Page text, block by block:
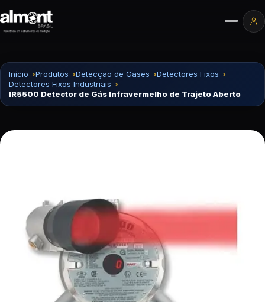
Início Produtos Detecção de Gases
Detectores Fixos
Detectores Fixos Industriais
IR5500 Detector de Gás Infravermelho de Trajeto Aberto